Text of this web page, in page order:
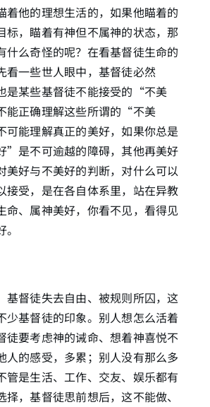
着他的理想生活的，如果他瞄着的
标，瞄着有神但不属神的状态，那
什么奇怪的呢？在看基督徒生命的
看一些世人眼中，基督徒必然
某些基督徒不能接受的“不美
能正确理解这些所谓的“不美
能理解真正的美好，如果你总是
”是不可逾越的障碍，其他再美好
美好与不美好的判断，对什么可以
接受，是在各自体系里，站在异教
命、属神美好，你看不见，看得见
基督徒失去自由、被规则所囚，这
少基督徒的印象。别人想怎么活着
徒要考虑神的诫命、想着神喜悦不
人的感受，多累；别人没有那么多
管是生活、工作、交友、娱乐都有
，基督徒思前想后，这不能做、